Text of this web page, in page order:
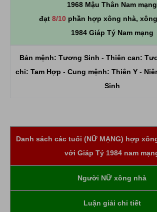
1968 Mậu Thân Nam mạng
đạt 8/10phần hợp xông nhà,
1984 Giáp Tý Nam mạng
Bản mệnh: Tương Sinh - Thiên can:
chi: Tam Hợp - Cung mệnh: Thiên Y -
Sinh
Danh sách các tuổi (NỮ MẠNG) hợp
với Giáp Tý 1984 nam
Người NỮ xông nhà
Luận giải chi tiết